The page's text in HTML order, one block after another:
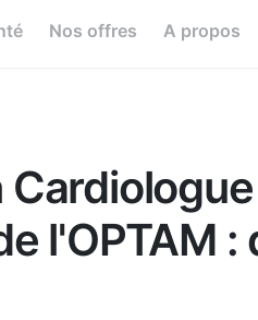
Nos offres A propos
l'OPTAM :